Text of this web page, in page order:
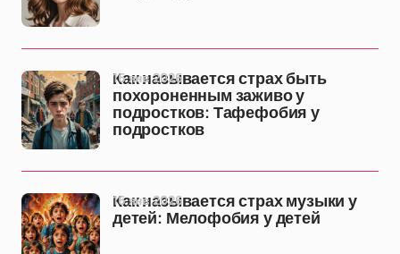
Как называется страх быть
похороненным заживо у
подростков: Тафефобия у
подростков
16 янв 2026
Как называется страх музыки у
детей: Мелофобия у детей
16 янв 2026